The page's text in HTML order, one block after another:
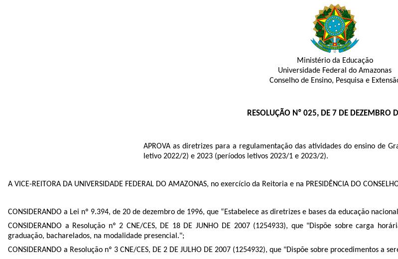
Ministério da Educação
Universidade Federal do Amazonas
Conselho de Ensino, Pesquisa e
RESOLUÇÃO Nº 025, DE 7 DE DEZEMBRO
APROVA as diretrizes para a regulamentação das atividades do ensino de
letivo 2022/2) e 2023 (períodos letivos 2023/1 e 2023/2).
A VICE-REITORA DA UNIVERSIDADE FEDERAL DO AMAZONAS, no exercício da Reitoria e na PRESIDÊNCIA DO
CONSIDERANDO a Lei nº 9.394, de 20 de dezembro de 1996, que “Estabelece as diretrizes e bases da educação
CONSIDERANDO a Resolução nº 2 CNE/CES, DE 18 DE JUNHO DE 2007 (1254933), que "Dispõe sobre carga
graduação, bacharelados, na modalidade presencial.";
CONSIDERANDO a Resolução nº 3 CNE/CES, DE 2 DE JULHO DE 2007 (1254932), que "Dispõe sobre procedimentos a